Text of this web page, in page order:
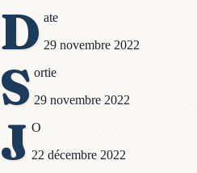
D ate
29 novembre 2022
S ortie
29 novembre 2022
J O
22 décembre 2022